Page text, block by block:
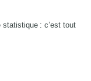
statistique : c’est tout